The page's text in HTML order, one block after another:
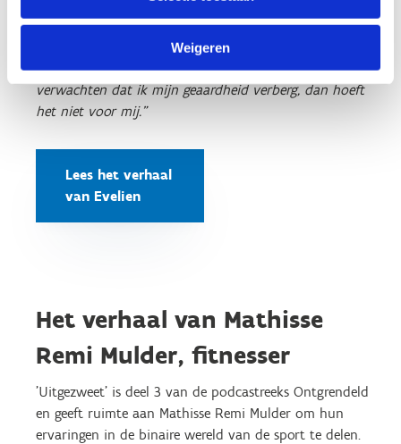
Weigeren
“Nu ben ik 'out and proud', dus als sponsors van mij
verwachten dat ik mijn geaardheid verberg, dan hoeft
het niet voor mij.”
Lees het verhaal
van Evelien
Het verhaal van Mathisse
Remi Mulder, fitnesser
’Uitgezweet’ is deel 3 van de podcastreeks Ontgrendeld
en geeft ruimte aan Mathisse Remi Mulder om hun
ervaringen in de binaire wereld van de sport te delen.